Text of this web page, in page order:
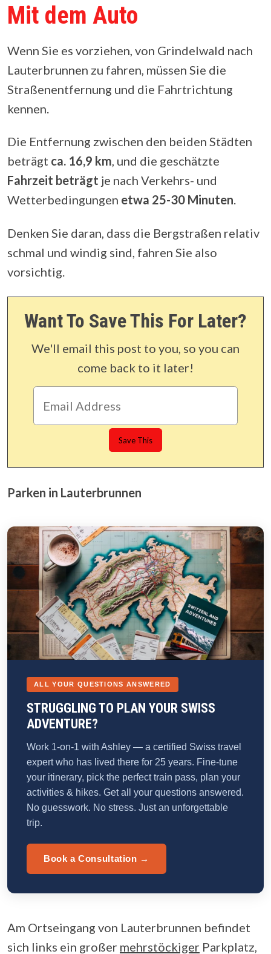
Mit dem Auto
Wenn Sie es vorziehen, von Grindelwald nach
Lauterbrunnen zu fahren, müssen Sie die
Straßenentfernung und die Fahrtrichtung
kennen.
Die Entfernung zwischen den beiden Städten
beträgt ca. 16,9 km, und die geschätzte
Fahrzeit beträgt je nach Verkehrs- und
Wetterbedingungen etwa 25-30 Minuten.
Denken Sie daran, dass die Bergstraßen relativ
schmal und windig sind, fahren Sie also
vorsichtig.
Want To Save This For Later?
We'll email this post to you, so you can
come back to it later!
Parken in Lauterbrunnen
ALL YOUR QUESTIONS ANSWERED
STRUGGLING TO PLAN YOUR SWISS
ADVENTURE?
Work 1-on-1 with Ashley — a certified Swiss travel
expert who has lived there for 25 years. Fine-tune
your itinerary, pick the perfect train pass, plan your
activities & hikes. Get all your questions answered.
No guesswork. No stress. Just an unforgettable
trip.
Book a Consultation →
Am Ortseingang von Lauterbrunnen befindet
sich links ein großer mehrstöckiger Parkplatz,